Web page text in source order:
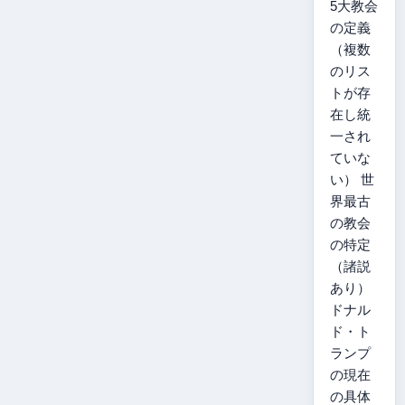
5大教会
の定義
（複数
のリス
トが存
在し統
一され
ていな
い） 世
界最古
の教会
の特定
（諸説
あり）
ドナル
ド・ト
ランプ
の現在
の具体